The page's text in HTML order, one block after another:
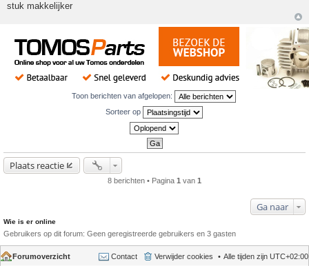
stuk makkelijker
Toon berichten van afgelopen:
Sorteer op
Plaats reactie
8 berichten • Pagina 1 van 1
Ga naar
Wie is er online
Gebruikers op dit forum: Geen geregistreerde gebruikers en 3 gasten
Forumoverzicht Alle tijden zijn UTC+02:00
Verwijder cookies
Contact